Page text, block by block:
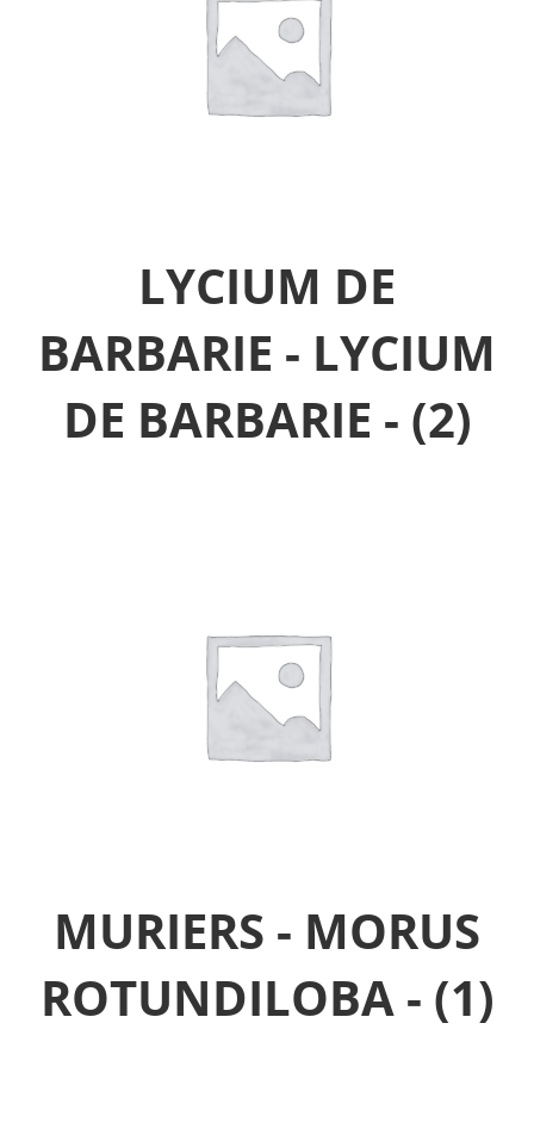
LYCIUM DE
BARBARIE - LYCIUM
DE BARBARIE - (2)
MURIERS - MORUS
ROTUNDILOBA - (1)